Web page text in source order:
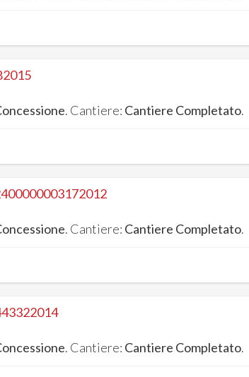
. Cantiere: Cantiere Completato.
. Cantiere: Cantiere Completato.
. Cantiere: Cantiere Completato.